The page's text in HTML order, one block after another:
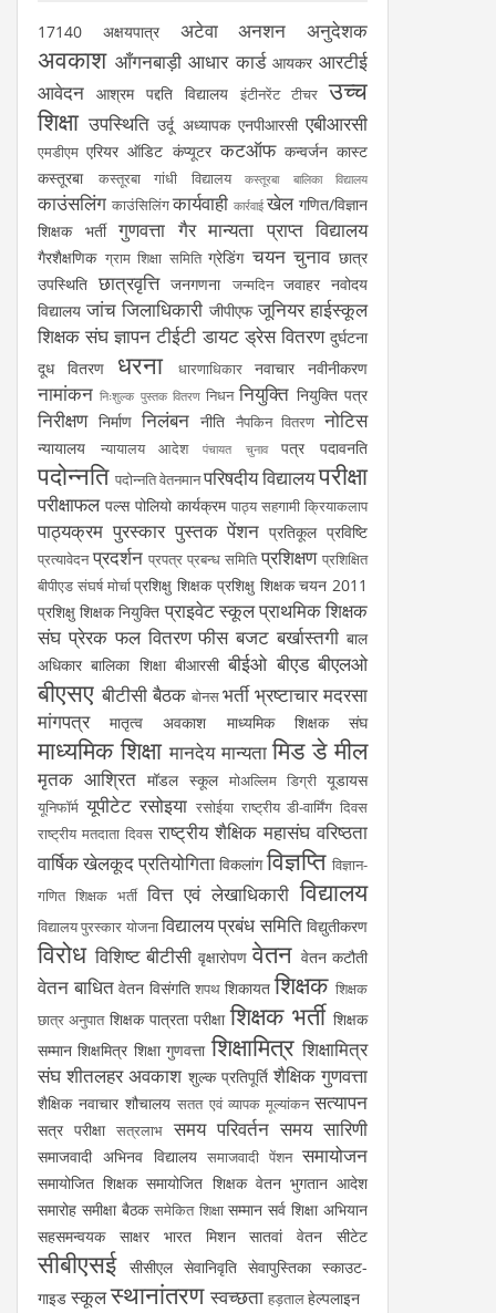
17140 अक्षयपात्र अटेवा अनशन अनुदेशक
अवकाश आँगनबाड़ी आधार कार्ड आयकर आरटीई
आवेदन आश्रम पद्दति विद्यालय इंटीनरेंट टीचर उच्च
शिक्षा उपस्थिति उर्दू अध्यापक एनपीआरसी एबीआरसी
एमडीएम एरियर ऑडिट कंप्यूटर कटऑफ कन्वर्जन कास्ट
कस्तूरबा
कस्तूरबा गांधी विद्यालय कस्तूरबा बालिका विद्यालय
काउंसलिंग काउंसिलिंग कार्यवाही कार्रवाई खेल गणित/विज्ञान
शिक्षक भर्ती
गुणवत्ता गैर मान्यता प्राप्त विद्यालय
गैरशैक्षणिक ग्राम शिक्षा समिति ग्रेडिंग चयन चुनाव छात्र
उपस्थिति छात्रवृत्ति जनगणना जन्मदिन जवाहर नवोदय
विद्यालय जांच जिलाधिकारी जीपीएफ जूनियर हाईस्कूल
शिक्षक संघ ज्ञापन टीईटी डायट ड्रेस वितरण दुर्घटना
दूध वितरण
धरना धारणाधिकार नवाचार नवीनीकरण
नामांकन निःशुल्क पुस्तक वितरण निधन नियुक्ति नियुक्ति पत्र
निरीक्षण निर्माण निलंबन नीति नैपकिन वितरण नोटिस
न्यायालय न्यायालय आदेश पंचायत चुनाव पत्र पदावनति
पदोन्नति पदोन्नति वेतनमानपरिषदीय विद्यालयपरीक्षा
परीक्षाफल पल्स पोलियो कार्यक्रम पाठ्य सहगामी क्रियाकलाप
पाठ्यक्रम पुरस्कार पुस्तक पेंशन प्रतिकूल प्रविष्टि
प्रत्यावेदन प्रदर्शन प्रपत्र प्रबन्ध समिति प्रशिक्षण प्रशिक्षित
बीपीएड संघर्ष मोर्चा प्रशिक्षु शिक्षक प्रशिक्षु शिक्षक चयन 2011
प्रशिक्षु शिक्षक नियुक्ति प्राइवेट स्कूलप्राथमिक शिक्षक
संघ प्रेरक फल वितरण फीस बजट बर्खास्तगी बाल
अधिकार बालिका शिक्षा बीआरसी बीईओ बीएड बीएलओ
बीएसए बीटीसी बैठक बोनस भर्ती भ्रष्टाचार मदरसा
मांगपत्र
मातृत्व अवकाश माध्यमिक शिक्षक संघ
माध्यमिक शिक्षा मानदेय मान्यता मिड डे मील
मृतक आश्रित मॉडल स्कूल मोअल्लिम डिग्री यूडायस
यूनिफॉर्म यूपीटेट रसोइया रसोईया राष्ट्रीय डी-वार्मिंग दिवस
राष्ट्रीय मतदाता दिवस राष्ट्रीय शैक्षिक महासंघ वरिष्ठता
वार्षिक खेलकूद प्रतियोगिता विकलांग विज्ञप्ति विज्ञान-
गणित शिक्षक भर्ती वित्त एवं लेखाधिकारी विद्यालय
विद्यालय पुरस्कार योजनाविद्यालय प्रबंध समिति विद्युतीकरण
विरोध विशिष्ट बीटीसी वृक्षारोपण वेतन वेतन कटौती
वेतन बाधित वेतन विसंगति शपथ शिकायत शिक्षक शिक्षक
छात्र अनुपात शिक्षक पात्रता परीक्षा शिक्षक भर्ती शिक्षक
सम्मान शिक्षमित्र शिक्षा गुणवत्ता शिक्षामित्र शिक्षामित्र
संघ शीतलहर अवकाश शुल्क प्रतिपूर्ति शैक्षिक गुणवत्ता
शैक्षिक नवाचार शौचालय सतत एवं व्यापक मूल्यांकन सत्यापन
सत्र परीक्षा सत्रलाभ समय परिवर्तन समय सारिणी
समाजवादी अभिनव विद्यालय समाजवादी पेंशन समायोजन
समायोजित शिक्षक समायोजित शिक्षक वेतन भुगतान आदेश
समारोह समीक्षा बैठक समेकित शिक्षा सम्मान सर्व शिक्षा अभियान
सहसमन्वयक
साक्षर भारत मिशन सातवां वेतन सीटेट
सीबीएसई सीसीएल सेवानिवृति सेवापुस्तिका स्काउट-
गाइड स्कूलस्थानांतरण स्वच्छता हड़तालहेल्पलाइन